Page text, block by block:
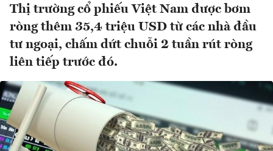
Thị trường cổ phiếu Việt Nam được bơm
ròng thêm 35,4 triệu USD từ các nhà đầu
tư ngoại, chấm dứt chuỗi 2 tuần rút ròng
liên tiếp trước đó.